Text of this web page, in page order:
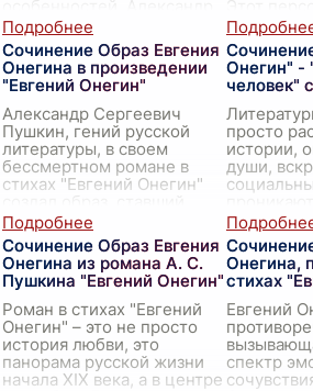
Сергеевич Пушкин, автор
этого произведения,
создал не просто историю
о герое и его судьбе, но
та...
своего
Сочинение Образ Евгения
Онегина в произведении
"Евгений Онегин"
Александр Сергеевич
Пушкин, гений русской
литературы, в своем
бессмертном романе в
стихах "Евгений Онегин"
знаковым для целого
поколения. Евгений
Онегин – это...
Онегин" -
человек"
просто
истории,
души,
потаенные
Сочинение Образ Евгения
Онегина из романа А. С.
Пушкина "Евгений Онегин"
Роман в стихах "Евгений
Онегин" – это не просто
история любви, это
панорама русской жизни
начала XIX века, а в центре
Онегина,
стихах
Евгений
спектр